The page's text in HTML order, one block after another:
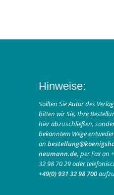
Hinweise:
Sollten Sie Autor des
bitten wir Sie, Ihre
hier abzuschließen,
bekanntem Wege
an
neumann.de, per Fax an
32 98 70 29 oder
+49(0) 931 32 98 700